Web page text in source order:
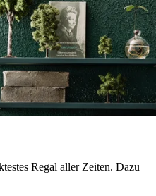
Regal aller Zeiten. Dazu